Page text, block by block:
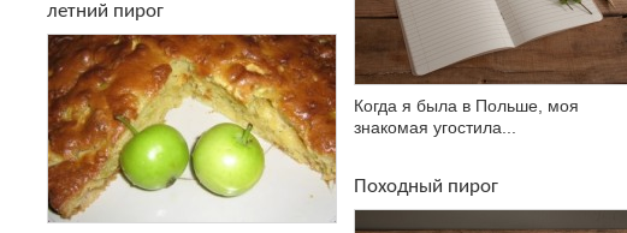
летний пирог
Когда я была в Польше, моя
знакомая угостила...
Походный пирог